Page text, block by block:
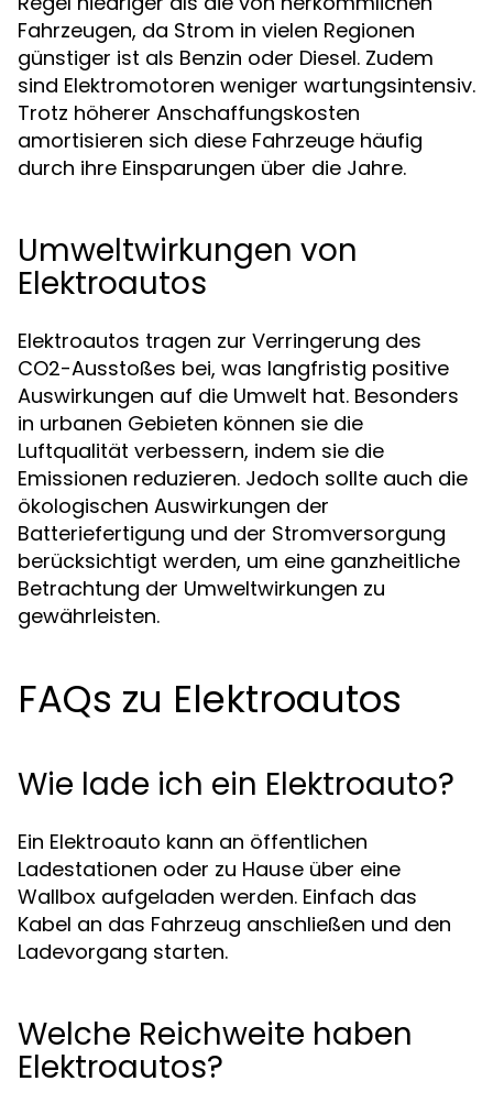
Fahrzeugen, da Strom in vielen Regionen
günstiger ist als Benzin oder Diesel. Zudem
sind Elektromotoren weniger wartungsintensiv.
Trotz höherer Anschaffungskosten
amortisieren sich diese Fahrzeuge häufig
durch ihre Einsparungen über die Jahre.
Umweltwirkungen von
Elektroautos
Elektroautos tragen zur Verringerung des
CO2-Ausstoßes bei, was langfristig positive
Auswirkungen auf die Umwelt hat. Besonders
in urbanen Gebieten können sie die
Luftqualität verbessern, indem sie die
Emissionen reduzieren. Jedoch sollte auch die
ökologischen Auswirkungen der
Batteriefertigung und der Stromversorgung
berücksichtigt werden, um eine ganzheitliche
Betrachtung der Umweltwirkungen zu
gewährleisten.
FAQs zu Elektroautos
Wie lade ich ein Elektroauto?
Ein Elektroauto kann an öffentlichen
Ladestationen oder zu Hause über eine
Wallbox aufgeladen werden. Einfach das
Kabel an das Fahrzeug anschließen und den
Ladevorgang starten.
Welche Reichweite haben
Elektroautos?